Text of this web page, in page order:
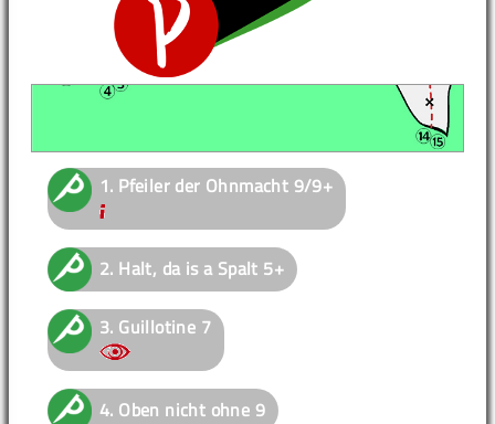
1. Pfeiler der Ohnmacht 9/9+
2. Halt, da is a Spalt 5+
3. Guillotine 7
4. Oben nicht ohne 9